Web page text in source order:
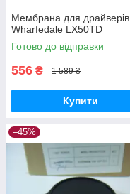
Мембрана для драйверів
Wharfedale LX50TD
Готово до відправки
556 ₴ 1 589 ₴
Купити
–45%